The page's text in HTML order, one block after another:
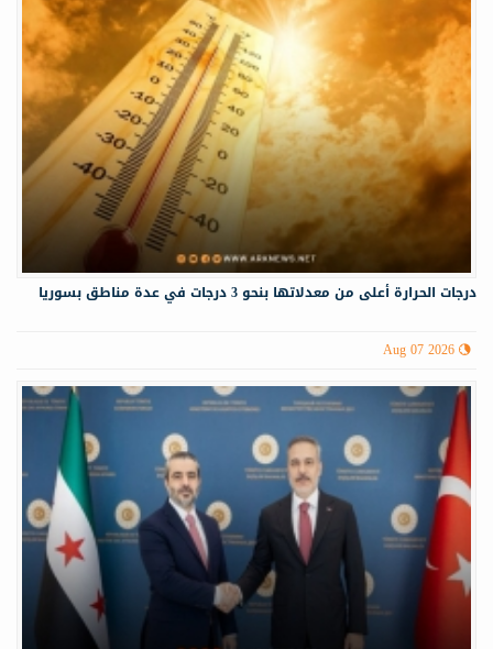
درجات الحرارة أعلى من معدلاتها بنحو 3 درجات في عدة مناطق بسوريا
Aug 07 2026